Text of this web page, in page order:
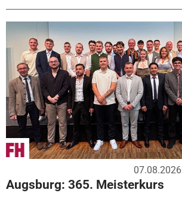
07.08.2026
Augsburg: 365. Meisterkurs